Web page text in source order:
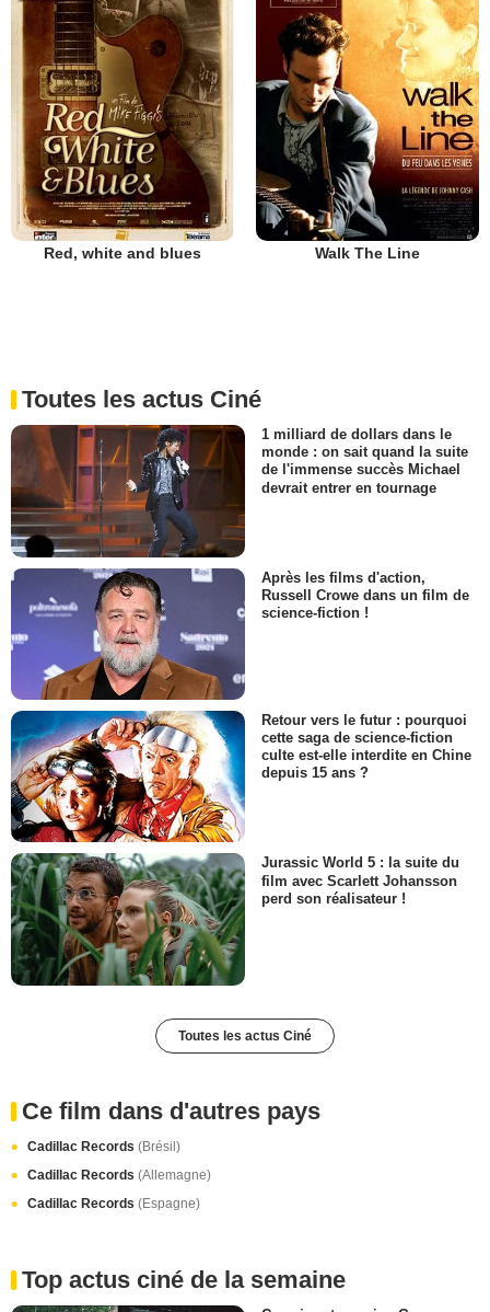
Red, white and blues Walk The Line
Toutes les actus Ciné
1 milliard de dollars dans le
monde : on sait quand la suite
de l'immense succès Michael
devrait entrer en tournage
Après les films d'action,
Russell Crowe dans un film de
science-fiction !
Retour vers le futur : pourquoi
cette saga de science-fiction
culte est-elle interdite en Chine
depuis 15 ans ?
Jurassic World 5 : la suite du
film avec Scarlett Johansson
perd son réalisateur !
Toutes les actus Ciné
Ce film dans d'autres pays
Cadillac Records (Brésil)
Cadillac Records (Allemagne)
Cadillac Records (Espagne)
Top actus ciné de la semaine